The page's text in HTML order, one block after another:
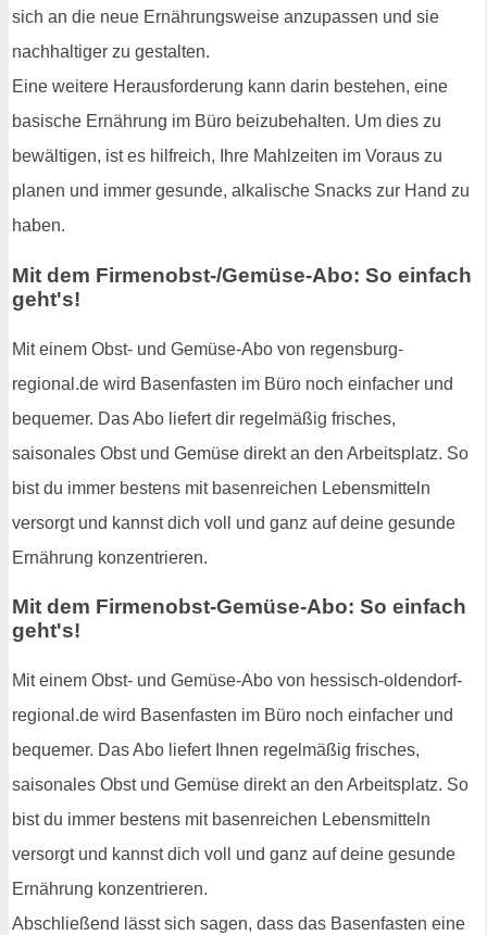
sich an die neue Ernährungsweise anzupassen und sie
nachhaltiger zu gestalten.
Eine weitere Herausforderung kann darin bestehen, eine
basische Ernährung im Büro beizubehalten. Um dies zu
bewältigen, ist es hilfreich, Ihre Mahlzeiten im Voraus zu
planen und immer gesunde, alkalische Snacks zur Hand zu
haben.
Mit dem Firmenobst-/Gemüse-Abo: So einfach
geht's!
Mit einem Obst- und Gemüse-Abo von regensburg-
regional.de wird Basenfasten im Büro noch einfacher und
bequemer. Das Abo liefert dir regelmäßig frisches,
saisonales Obst und Gemüse direkt an den Arbeitsplatz. So
bist du immer bestens mit basenreichen Lebensmitteln
versorgt und kannst dich voll und ganz auf deine gesunde
Ernährung konzentrieren.
Mit dem Firmenobst-Gemüse-Abo: So einfach
geht's!
Mit einem Obst- und Gemüse-Abo von hessisch-oldendorf-
regional.de wird Basenfasten im Büro noch einfacher und
bequemer. Das Abo liefert Ihnen regelmäßig frisches,
saisonales Obst und Gemüse direkt an den Arbeitsplatz. So
bist du immer bestens mit basenreichen Lebensmitteln
versorgt und kannst dich voll und ganz auf deine gesunde
Ernährung konzentrieren.
Abschließend lässt sich sagen, dass das Basenfasten eine